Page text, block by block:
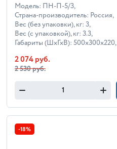
Модель: ПН-П-5/3,
Страна-производитель: Россия,
Вес (без упаковки), кг: 3,
Вес (с упаковкой), кг: 3.3,
Габариты (ШхГхВ): 500x300x220,
2 074 руб.
2 530 руб.
-18%